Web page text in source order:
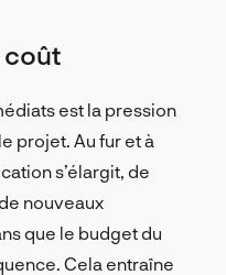
coût
est la pression
projet. Au fur et à
s’élargit, de
nouveaux
que le budget du
Cela entraîne